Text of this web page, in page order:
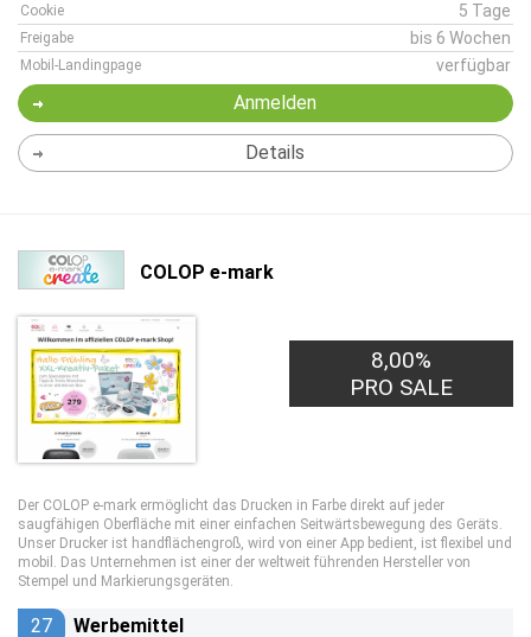
Cookie 5 Tage
Freigabe bis 6 Wochen
Mobil-Landingpage verfügbar
Anmelden
Details
COLOP e-mark
8,00%
PRO SALE
Der COLOP e-mark ermöglicht das Drucken in Farbe direkt auf jeder
saugfähigen Oberfläche mit einer einfachen Seitwärtsbewegung des Geräts.
Unser Drucker ist handflächengroß, wird von einer App bedient, ist flexibel und
mobil. Das Unternehmen ist einer der weltweit führenden Hersteller von
Stempel und Markierungsgeräten.
27 Werbemittel